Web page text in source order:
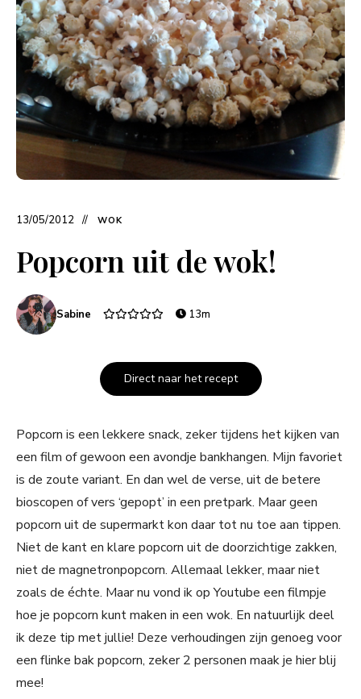
13/05/2012 WOK
Popcorn uit de wok!
Sabine 13m
Direct naar het recept
Popcorn is een lekkere snack, zeker tijdens het kijken van
een film of gewoon een avondje bankhangen. Mijn favoriet
is de zoute variant. En dan wel de verse, uit de betere
bioscopen of vers ‘gepopt’ in een pretpark. Maar geen
popcorn uit de supermarkt kon daar tot nu toe aan tippen.
Niet de kant en klare popcorn uit de doorzichtige zakken,
niet de magnetronpopcorn. Allemaal lekker, maar niet
zoals de échte. Maar nu vond ik op Youtube een filmpje
hoe je popcorn kunt maken in een wok. En natuurlijk deel
ik deze tip met jullie! Deze verhoudingen zijn genoeg voor
een flinke bak popcorn, zeker 2 personen maak je hier blij
mee!